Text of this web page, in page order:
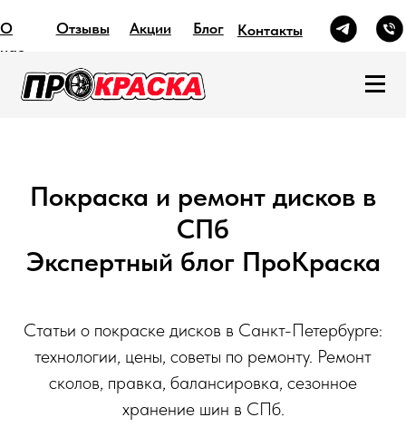
Контакты
О
нас
Отзывы
Покраска и ремонт дисков в
СПб
Экспертный блог ПроКраска
Статьи о покраске дисков в Санкт-Петербурге:
технологии, цены, советы по ремонту. Ремонт
сколов, правка, балансировка, сезонное
хранение шин в СПб.